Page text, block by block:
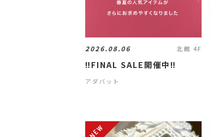
2026.08.06 北館 4F
‼️FINAL SALE開催中‼️
アダバット